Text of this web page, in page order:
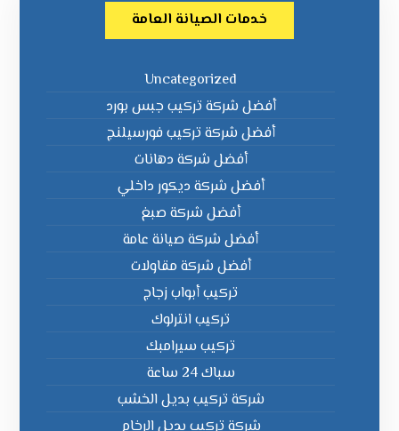
خدمات الصيانة العامة
Uncategorized
أفضل شركة تركيب جبس بورد
أفضل شركة تركيب فورسيلنج
أفضل شركة دهانات
أفضل شركة ديكور داخلي
أفضل شركة صبغ
أفضل شركة صيانة عامة
أفضل شركة مقاولات
تركيب أبواب زجاج
تركيب انترلوك
تركيب سيرامبك
سباك 24 ساعة
شركة تركيب بديل الخشب